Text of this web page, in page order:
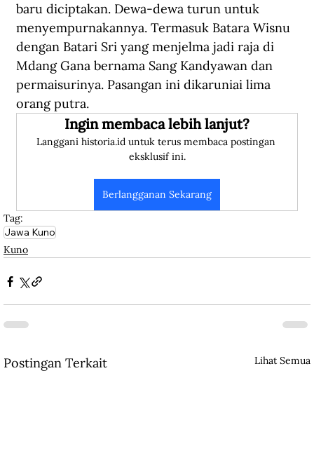
baru diciptakan. Dewa-dewa turun untuk
menyempurnakannya. Termasuk Batara Wisnu
dengan Batari Sri yang menjelma jadi raja di
Mdang Gana bernama Sang Kandyawan dan
permaisurinya. Pasangan ini dikaruniai lima
orang putra.
Ingin membaca lebih lanjut?
Langgani historia.id untuk terus membaca postingan
eksklusif ini.
Berlangganan Sekarang
Tag:
Jawa Kuno
Kuno
Postingan Terkait Lihat Semua